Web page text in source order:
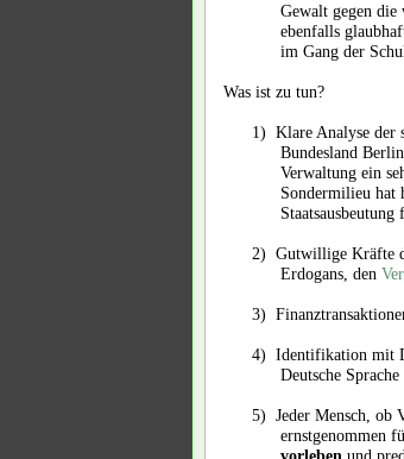
Gewalt gegen die
ebenfalls
im Gang der
Was ist zu tun?
1) Klare Analyse der
Bundesland
Verwaltung ein
Sondermilieu hat
2) Gutwillige Kräfte
Erdogans, den
3)
4) Identifikation mit
Deutsche
5) Jeder Mensch, ob
ernstgenommen